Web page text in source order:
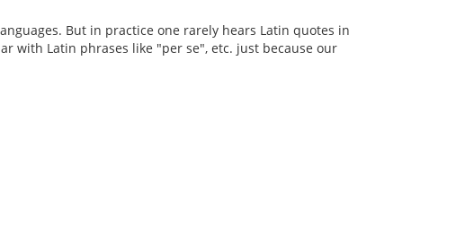
But in practice one rarely hears Latin quotes in
with Latin phrases like "per se", etc. just because our